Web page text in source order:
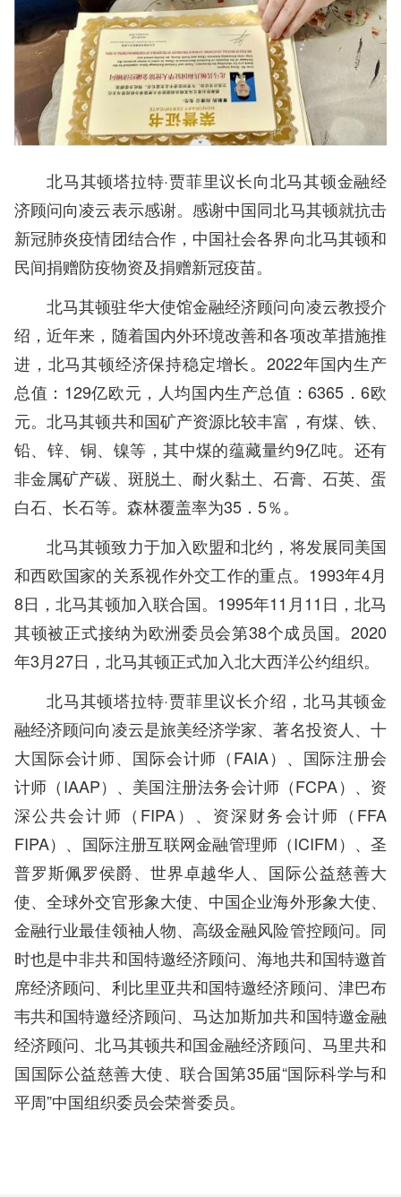
北马其顿塔拉特·贾菲里议长向北马其顿金融经
济顾问向凌云表示感谢。感谢中国同北马其顿就抗击
新冠肺炎疫情团结合作，中国社会各界向北马其顿和
民间捐赠防疫物资及捐赠新冠疫苗。
北马其顿驻华大使馆金融经济顾问向凌云教授介
绍，近年来，随着国内外环境改善和各项改革措施推
进，北马其顿经济保持稳定增长。2022年国内生产
总值：129亿欧元，人均国内生产总值：6365．6欧
元。北马其顿共和国矿产资源比较丰富，有煤、铁、
铅、锌、铜、镍等，其中煤的蕴藏量约9亿吨。还有
非金属矿产碳、斑脱土、耐火黏土、石膏、石英、蛋
白石、长石等。森林覆盖率为35．5％。
北马其顿致力于加入欧盟和北约，将发展同美国
和西欧国家的关系视作外交工作的重点。1993年4月
8日，北马其顿加入联合国。1995年11月11日，北马
其顿被正式接纳为欧洲委员会第38个成员国。2020
年3月27日，北马其顿正式加入北大西洋公约组织。
北马其顿塔拉特·贾菲里议长介绍，北马其顿金
融经济顾问向凌云是旅美经济学家、著名投资人、十
大国际会计师、国际会计师（FAIA）、国际注册会
计师（IAAP）、美国注册法务会计师（FCPA）、资
深公共会计师（FIPA）、资深财务会计师（FFA
FIPA）、国际注册互联网金融管理师（ICIFM）、圣
普罗斯佩罗侯爵、世界卓越华人、国际公益慈善大
使、全球外交官形象大使、中国企业海外形象大使、
金融行业最佳领袖人物、高级金融风险管控顾问。同
时也是中非共和国特邀经济顾问、海地共和国特邀首
席经济顾问、利比里亚共和国特邀经济顾问、津巴布
韦共和国特邀经济顾问、马达加斯加共和国特邀金融
经济顾问、北马其顿共和国金融经济顾问、马里共和
国国际公益慈善大使、联合国第35届“国际科学与和
平周”中国组织委员会荣誉委员。